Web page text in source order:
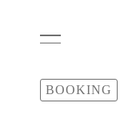
BOOKING